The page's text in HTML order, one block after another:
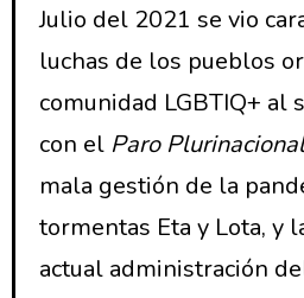
Julio del 2021 se vio
luchas de los pueblos
comunidad LGBTIQ+ al
con el Paro Plurinacional
mala gestión de la
tormentas Eta y Lota, y
actual administración